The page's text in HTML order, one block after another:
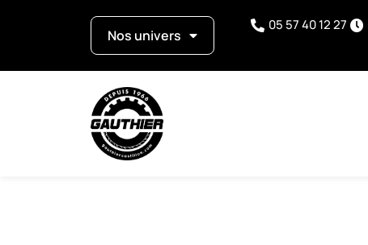
Nos univers
05 57 40 12 27